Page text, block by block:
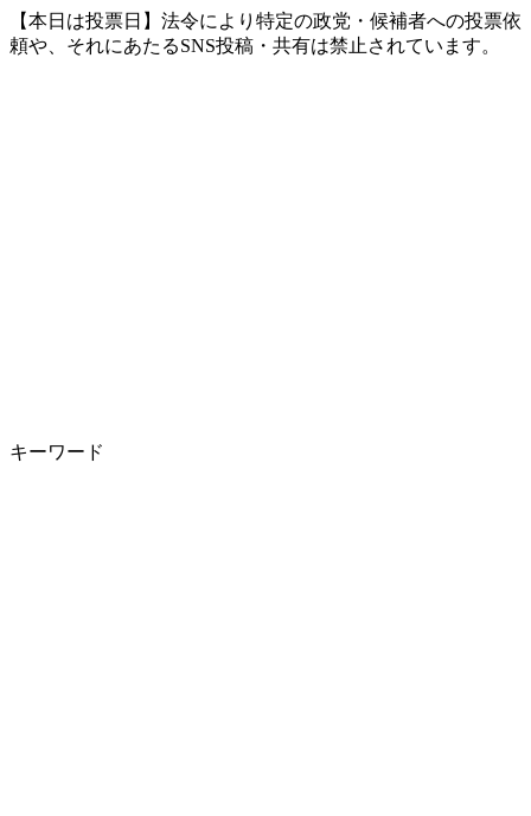
【本日は投票日】法令により特定の政党・候補者への投票依
頼や、それにあたるSNS投稿・共有は禁止されています。
キーワード